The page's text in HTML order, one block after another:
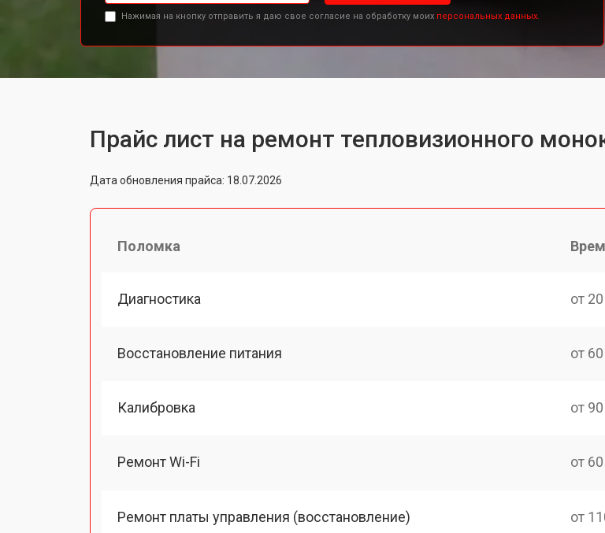
Нажимая на кнопку отправить я даю свое согласие на обработку моих персональных данных.
Прайс лист на ремонт тепловизионного
Дата обновления прайса: 18.07.2026
Поломка
Диагностика от
Восстановление питания от
Калибровка от
Ремонт Wi-Fi от
Ремонт платы управления (восстановление) от